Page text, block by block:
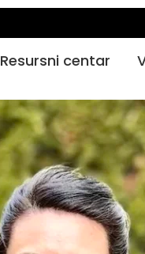
Resursni centar